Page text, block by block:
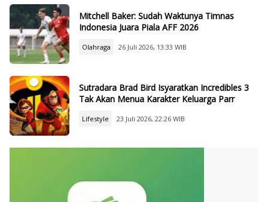
Mitchell Baker: Sudah Waktunya Timnas
Indonesia Juara Piala AFF 2026
Olahraga 26 Juli 2026, 13:33 WIB
Sutradara Brad Bird Isyaratkan Incredibles 3
Tak Akan Menua Karakter Keluarga Parr
Lifestyle 23 Juli 2026, 22:26 WIB